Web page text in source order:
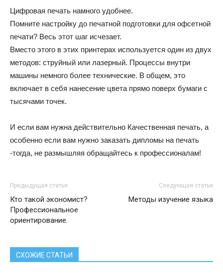
Цифровая печать намного удобнее.
Помните настройку до печатной подготовки для офсетной
печати? Весь этот шаг исчезает.
Вместо этого в этих принтерах используется один из двух
методов: струйный или лазерный. Процессы внутри
машины немного более технические. В общем, это
включает в себя нанесение цвета прямо поверх бумаги с
тысячами точек.
И если вам нужна действительно Качественная печать, а
особенно если вам нужно заказать дипломы на печать
-тогда, не размышляя обращайтесь к профессионалам!
Предыдущая статья
Кто такой экономист?
Профессиональное
ориентирование.
Следующая статья
Методы изучение языка
СХОЖИЕ СТАТЬИ